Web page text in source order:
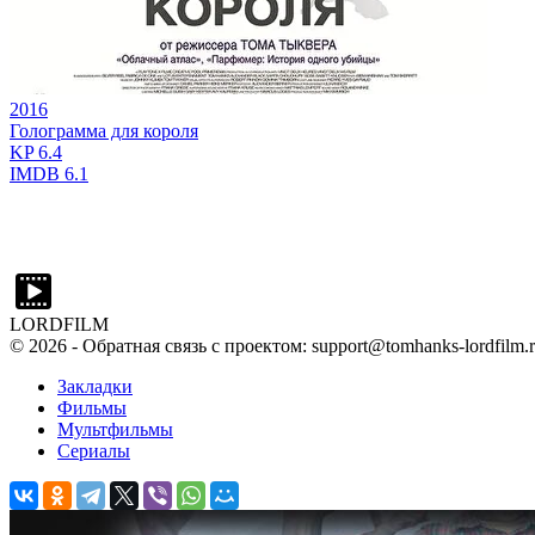
2016
Голограмма для короля
KP6.4
IMDB 6.1
LORDFILM
© 2026 - Обратная связь с проектом: support@tomhanks-
Закладки
Фильмы
Мультфильмы
Сериалы